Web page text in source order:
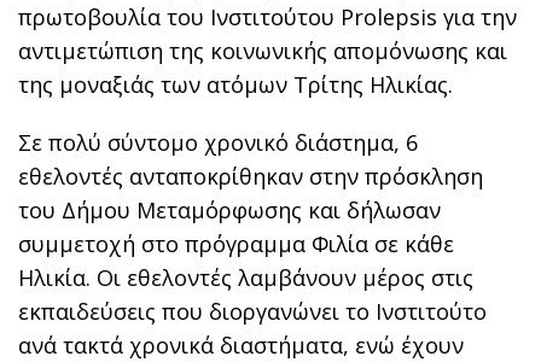
πρωτοβουλία του Ινστιτούτου Prolepsis για την
αντιμετώπιση της κοινωνικής απομόνωσης και
της μοναξιάς των ατόμων Τρίτης Ηλικίας.
Σε πολύ σύντομο χρονικό διάστημα, 6
εθελοντές ανταποκρίθηκαν στην πρόσκληση
του Δήμου Μεταμόρφωσης και δήλωσαν
συμμετοχή στο πρόγραμμα Φιλία σε κάθε
Ηλικία. Οι εθελοντές λαμβάνουν μέρος στις
εκπαιδεύσεις που διοργανώνει το Ινστιτούτο
ανά τακτά χρονικά διαστήματα, ενώ έχουν